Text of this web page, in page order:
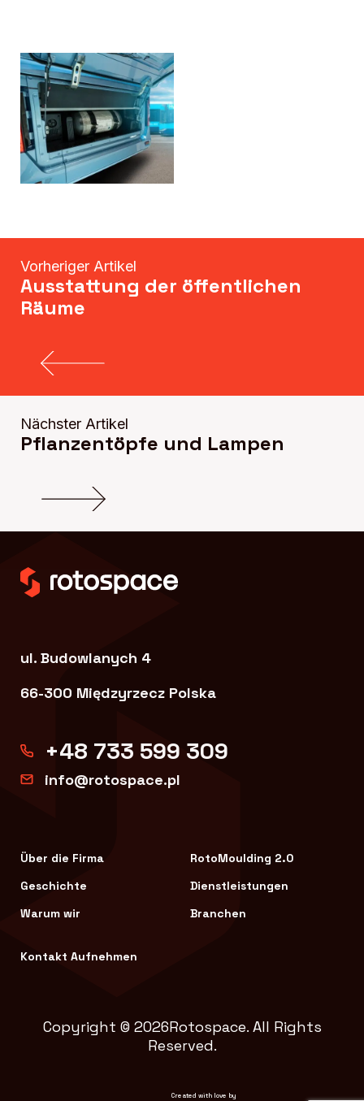
Vorheriger Artikel
Ausstattung der öffentlichen
Räume
Nächster Artikel
Pflanzentöpfe und Lampen
ul. Budowlanych 4
66-300 Międzyrzecz Polska
+48 733 599 309
info@rotospace.pl
Über die Firma
Geschichte
Warum wir
RotoMoulding 2.0
Dienstleistungen
Branchen
Kontakt Aufnehmen
Copyright © 2026Rotospace. All Rights
Reserved.
Created with love by